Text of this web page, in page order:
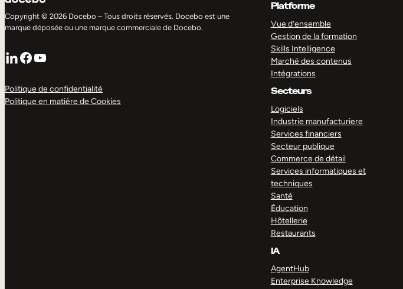
Copyright © 2026 Docebo – Tous droits réservés. Docebo est une
marque déposée ou une marque commerciale de Docebo.
LinkedIn
Facebook
YouTube
Politique de confidentialité
Politique en matière de Cookies
Platforme
Vue d’ensemble
Gestion de la formation
Skills Intelligence
Marché des contenus
Intégrations
Secteurs
Logiciels
Industrie manufacturiere
Services financiers
Secteur publique
Commerce de détail
Services informatiques et
techniques
Santé
Éducation
Hôtellerie
Restaurants
IA
AgentHub
Enterprise Knowledge